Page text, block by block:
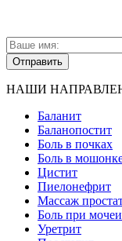
НАШИ
Баланит
Баланопостит
Боль в почках
Боль в
Цистит
Пиелонефрит
Массаж
Боль при
Уретрит